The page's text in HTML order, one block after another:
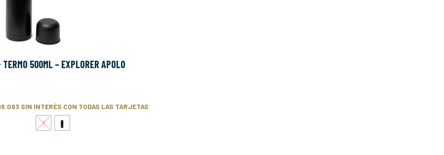
500ML – EXPLORER APOLO
SIN INTERÉS CON TODAS LAS TARJETAS